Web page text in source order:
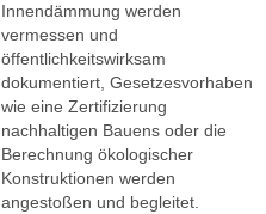
Innendämmung werden
vermessen und
öffentlichkeitswirksam
dokumentiert, Gesetzesvorhaben
wie eine Zertifizierung
nachhaltigen Bauens oder die
Berechnung ökologischer
Konstruktionen werden
angestoßen und begleitet.